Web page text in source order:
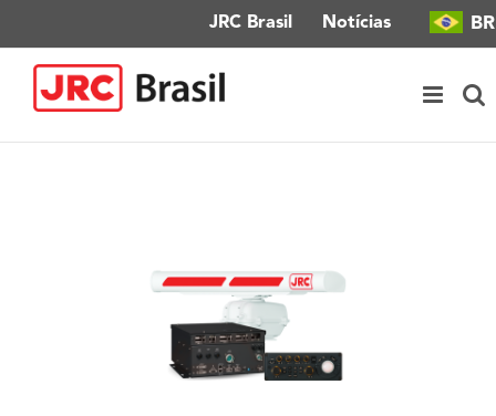
conteúdo
JRC Brasil Notícias BR